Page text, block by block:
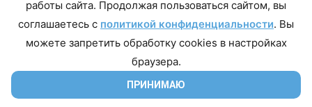
Главный редактор сетевого издания Магомаев Тимур Нухович. Контакты
редакции: 8(988)-292-94-34 Почта: vestiskfo@gmail.com По вопросам
Дагестан, г. Махачкала, пр-т Насрутдинова, д. 1а. Все права защищены.
Копирование и использование полных материалов запрещено, частичное
цитирование возможно только при условии гиперссылки на сайт mirmol.ru.
работы сайта. Продолжая пользоваться сайтом, вы
соглашаетесь с политикой конфиденциальности. Вы
можете запретить обработку cookies в настройках
браузера.
ПРИНИМАЮ